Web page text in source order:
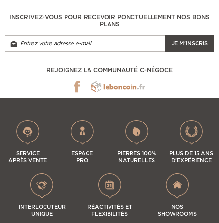
INSCRIVEZ-VOUS POUR RECEVOIR PONCTUELLEMENT NOS BONS
PLANS
JE M'INSCRIS
REJOIGNEZ LA COMMUNAUTÉ C-NÉGOCE
SERVICE
APRÈS VENTE
ESPACE
PRO
PIERRES 100%
NATURELLES
PLUS DE 15 ANS
D'EXPÉRIENCE
INTERLOCUTEUR
UNIQUE
RÉACTIVITÉS ET
FLEXIBILITÉS
NOS
SHOWROOMS